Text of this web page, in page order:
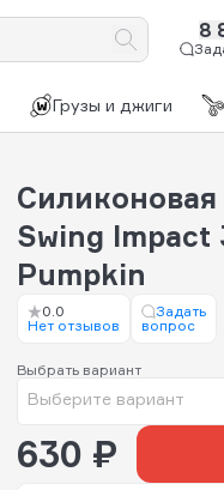
8
Грузы и джиги
Swing Impact
Pumpkin
0.0
Нет отзывов
Задать
вопрос
Выбрать вариант
Выберите вариант
630 ₽